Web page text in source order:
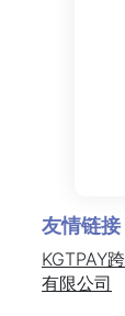
友情链接
KGTPAY
有限公司